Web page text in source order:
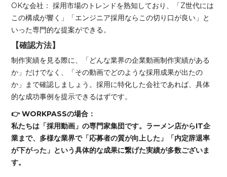
OKな会社： 採用市場のトレンドを熟知しており、「Z世代には
この構成が響く」「エンジニア採用ならこの切り口が良い」と
いった専門的な提案ができる。
【確認方法】
制作実績を見る際に、「どんな業界の企業動画制作実績がある
か」だけでなく、「その動画でどのような採用成果が出たの
か」まで確認しましょう。採用に特化した会社であれば、具体
的な成功事例を提示できるはずです。
👉 WORKPASSの場合：
私たちは「採用動画」の専門家集団です。ラーメン店からIT企
業まで、多様な業界で「応募者の質が向上した」「内定辞退率
が下がった」という具体的な成果に繋げた実績が多数ございま
す。